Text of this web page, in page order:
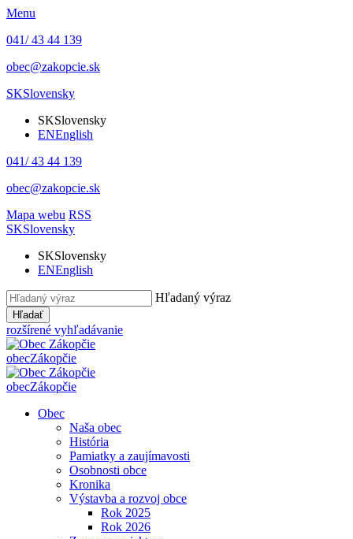
Menu
041/ 43 44 139
obec@zakopcie.sk
SKSlovensky
SKSlovensky
ENEnglish
041/ 43 44 139
obec@zakopcie.sk
Mapa webu RSS
SKSlovensky
SKSlovensky
ENEnglish
Hľadaný výraz
Hľadať
rozšírené vyhľadávanie
obecZákopčie
obecZákopčie
Obec
Naša obec
História
Pamiatky a zaujímavosti
Osobnosti obce
Kronika
Výstavba a rozvoj obce
Rok 2025
Rok 2026